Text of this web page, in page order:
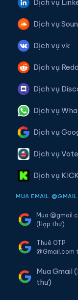
Dịch vụ
Dịch vụ
Dịch vụ vk
Dịch vụ
Dịch vụ
Dịch vụ
Dịch vụ
Dịch vụ Vote
Dịch vụ
MUA EMAIL
Mua
(Họp thư)
Thuê OTP
@Gmail.com
Mua Gmail
thư)
TikTok
Shopee
Dịch Vụ